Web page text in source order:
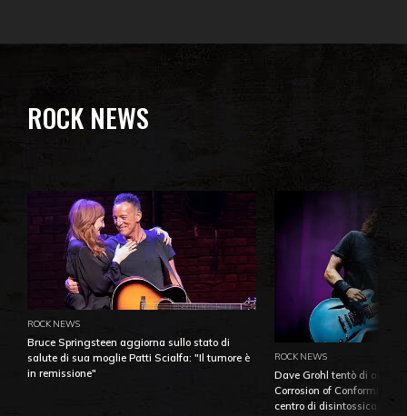
ROCK NEWS
ROCK NEWS
Bruce Springsteen aggiorna sullo stato di
salute di sua moglie Patti Scialfa: "Il tumore è
in remissione"
ROCK NEWS
Dave Grohl tentò di
Corrosion of Conformity
centro di